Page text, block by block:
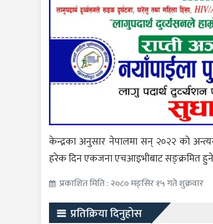
केन्द्रका अनुसार नेपालमा सन् २०२२ को
हरेक दिन एकजना एचआइभीबाट सङ्क्रमित
प्रकाशित मिति : २०८० मङ्सिर १५ गते शुक्रवार
प्रतिक्रिया दिनुहोस